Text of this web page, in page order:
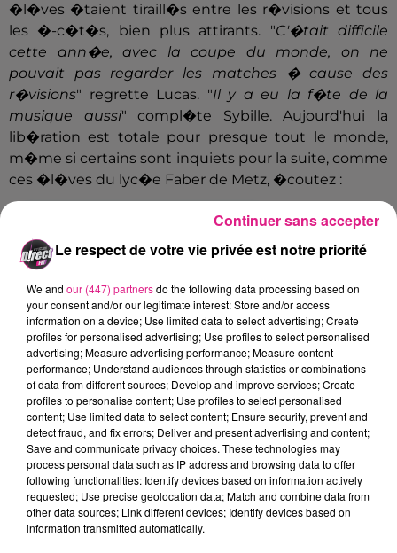
�l�ves �taient tiraill�s entre les r�visions et tous
les �-c�t�s, bien plus attirants. "C'�tait difficile
cette ann�e, avec la coupe du monde, on ne
pouvait pas regarder les matches � cause des
r�visions" regrette Lucas. "Il y a eu la f�te de la
musique aussi" compl�te Sybille. Aujourd'hui la
lib�ration est totale pour presque tout le monde,
m�me si certains sont inquiets pour la suite, comme
ces �l�ves du lyc�e Faber de Metz, �coutez :
ET APR�S ?
Si auparavant pour ces �l�ves, le 25 juin se r�f�rait
au jour de la publication du journal d'Anne Frank, ou
� la premi�re sortie de Microsoft Windows 98,
d�sormais, cette date sera pour eux, la fin de leur
baccalaur�at et le d�but d'une nouvelle vie. "
pars en pr�pa � la rentr�e pour ensuite entrer en
�cole d'ing�nieur � Paris" lance Arthur. Pour Sybille,
le chemin sera diff�rent mais tout aussi excitant
pour elle. "J'aimerais int�grer une �cole de
journalisme � la rentr�e alors j'ai pass� les
concours, j'attends des r�ponses". Comme elle, ils
sont quelques uns � attendre des propositions pour
Le respect de votre vie privée est notre priorité
We and our (447) partnersdo the following data processing based on
your consent and/or our legitimate interest: Store and/or access
information on a device; Use limited data to select advertising; Create
profiles for personalised advertising; Use profiles to select personalised
advertising; Measure advertising performance; Measure content
performance; Understand audiences through statistics or combinations
of data from different sources; Develop and improve services; Create
profiles to personalise content; Use profiles to select personalised
content; Use limited data to select content; Ensure security, prevent and
detect fraud, and fix errors; Deliver and present advertising and content;
Save and communicate privacy choices. These technologies may
process personal data such as IP address and browsing data to offer
following functionalities: Identify devices based on information actively
requested; Use precise geolocation data; Match and combine data from
other data sources; Link different devices; Identify devices based on
information transmitted automatically.
Continuer sans accepter